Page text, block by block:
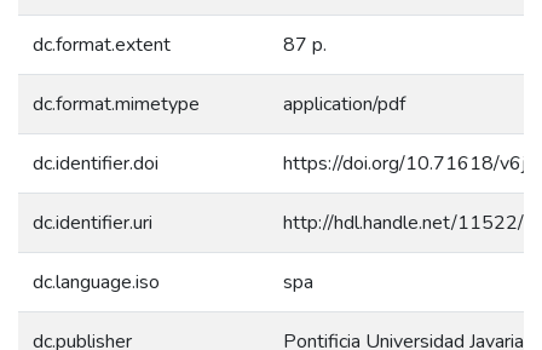
dc.format.extent 87 p.
dc.format.mimetype application/pdf
dc.identifier.doi https://doi.org/10.71618/
dc.identifier.uri http://hdl.handle.net/11522/
dc.language.iso spa
dc.publisher Pontificia Universidad